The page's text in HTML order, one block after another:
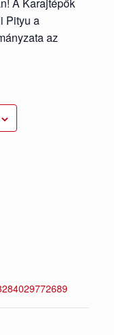
A Karajtépők
Pityu a
az